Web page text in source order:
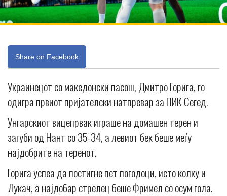
Share on Facebook
Украинецот со македонски пасош, Дмитро Горига, го
одигра првиот пријателски натпревар за ПИК Сегед.
Унгарскиот вицепрвак играше на домашен терен и
загуби од Нант со 35-34, а левиот бек беше меѓу
најдобрите на теренот.
Горига успеа да постигне пет погодоци, исто колку и
Лукач, а најдобар стрелец беше Фримел со осум гола.